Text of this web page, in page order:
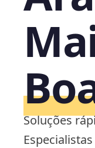
Soluções